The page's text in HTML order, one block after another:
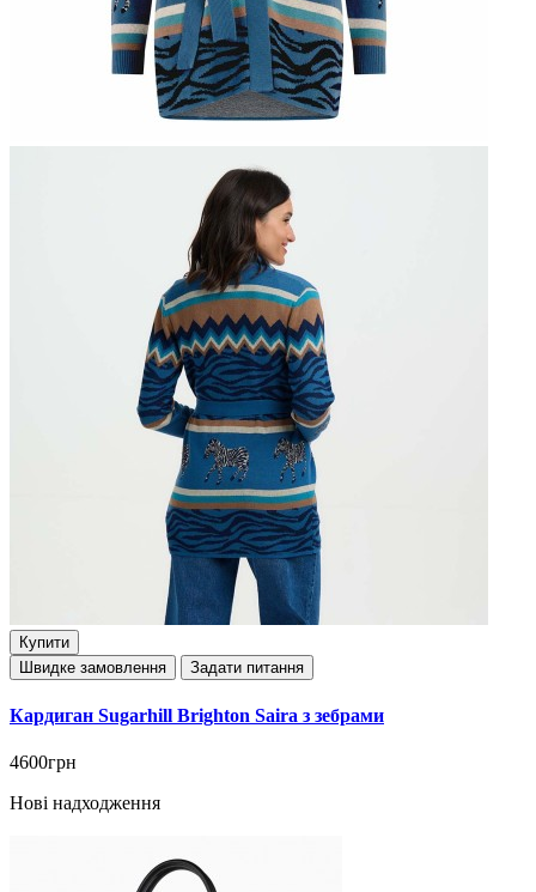
Купити
Швидке замовлення
Задати питання
Кардиган Sugarhill Brighton Saira з зебрами
4600грн
Нові надходження